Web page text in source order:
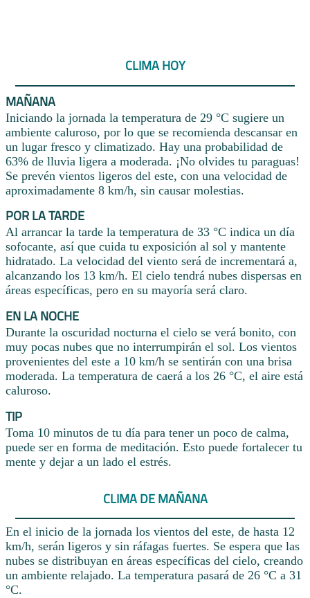
CLIMA HOY
MAÑANA
Iniciando la jornada la temperatura de 29 °C sugiere un
ambiente caluroso, por lo que se recomienda descansar en
un lugar fresco y climatizado. Hay una probabilidad de
63% de lluvia ligera a moderada. ¡No olvides tu paraguas!
Se prevén vientos ligeros del este, con una velocidad de
aproximadamente 8 km/h, sin causar molestias.
POR LA TARDE
Al arrancar la tarde la temperatura de 33 °C indica un día
sofocante, así que cuida tu exposición al sol y mantente
hidratado. La velocidad del viento será de incrementará a,
alcanzando los 13 km/h. El cielo tendrá nubes dispersas en
áreas específicas, pero en su mayoría será claro.
EN LA NOCHE
Durante la oscuridad nocturna el cielo se verá bonito, con
muy pocas nubes que no interrumpirán el sol. Los vientos
provenientes del este a 10 km/h se sentirán con una brisa
moderada. La temperatura de caerá a los 26 °C, el aire está
caluroso.
TIP
Toma 10 minutos de tu día para tener un poco de calma,
puede ser en forma de meditación. Esto puede fortalecer tu
mente y dejar a un lado el estrés.
CLIMA DE MAÑANA
En el inicio de la jornada los vientos del este, de hasta 12
km/h, serán ligeros y sin ráfagas fuertes. Se espera que las
nubes se distribuyan en áreas específicas del cielo, creando
un ambiente relajado. La temperatura pasará de 26 °C a 31
°C.